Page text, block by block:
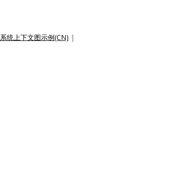
系统上下文图示例(CN) |